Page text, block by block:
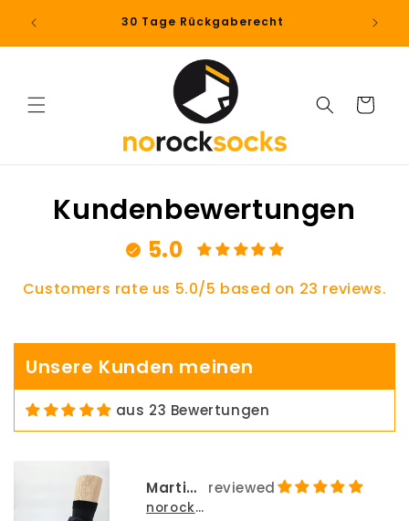
zum
ab 30 Tage Rückgaberecht
Warenkorb
Kundenbewertungen
5.0
Customers rate us 5.0/5 based on 23 reviews.
Unsere Kunden meinen
aus 23 Bewertungen
Martin Höfer
norocksocks SCHWARZ